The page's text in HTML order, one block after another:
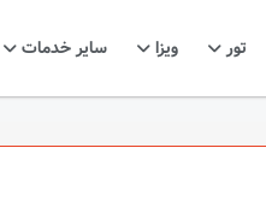
تور ویزا سایر خدمات